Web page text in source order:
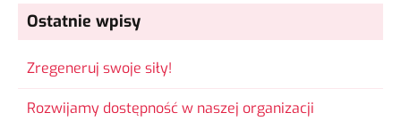
Ostatnie wpisy
Zregeneruj swoje siły!
Rozwijamy dostępność w naszej organizacji